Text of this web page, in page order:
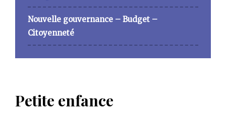
Nouvelle gouvernance – Budget –
Citoyenneté
Petite enfance